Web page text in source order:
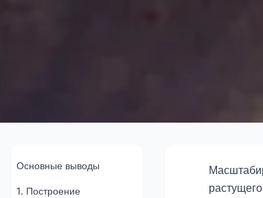
Основные выводы
1. Построение